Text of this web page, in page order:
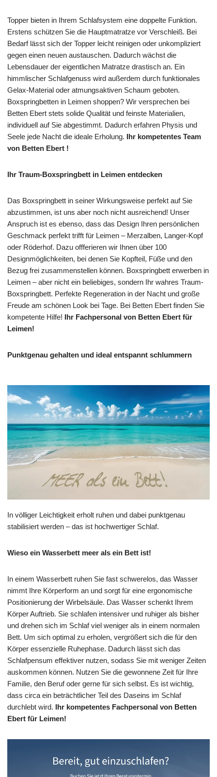
Topper bieten in Ihrem Schlafsystem eine doppelte Funktion.
Erstens schützen Sie die Hauptmatratze vor Verschleiß. Bei
Bedarf lässt sich der Topper leicht reinigen oder unkompliziert
gegen einen neuen austauschen. Dadurch wächst die
Lebensdauer der eigentlichen Matratze drastisch an. Ein
himmlischer Schlafgenuss wird außerdem durch funktionales
Gelax-Material oder atmungsaktiven Schaum geboten.
Boxspringbetten in Leimen shoppen? Wir versprechen bei
Betten Ebert stets solide Qualität und feinste Materialien,
individuell auf Sie abgestimmt. Dadurch erfahren Physis und
Seele jede Nacht die ideale Erholung. Ihr kompetentes Team
von Betten Ebert !
Ihr Traum-Boxspringbett in Leimen entdecken
Das Boxspringbett in seiner Wirkungsweise perfekt auf Sie
abzustimmen, ist uns aber noch nicht ausreichend! Unser
Anspruch ist es ebenso, dass das Design Ihren persönlichen
Geschmack perfekt trifft für Leimen – Merzalben, Langer-Kopf
oder Röderhof. Dazu offferieren wir Ihnen über 100
Designmöglichkeiten, bei denen Sie Kopfteil, Füße und den
Bezug frei zusammenstellen können. Boxspringbett erwerben in
Leimen – aber nicht ein beliebiges, sondern Ihr wahres Traum-
Boxspringbett. Perfekte Regeneration in der Nacht und große
Freude am schönen Look bei Tage. Bei Betten Ebert finden Sie
kompetente Hilfe! Ihr Fachpersonal von Betten Ebert für
Leimen!
Punktgenau gehalten und ideal entspannt schlummern
In völliger Leichtigkeit erholt ruhen und dabei punktgenau
stabilisiert werden – das ist hochwertiger Schlaf.
Wieso ein Wasserbett meer als ein Bett ist!
In einem Wasserbett ruhen Sie fast schwerelos, das Wasser
nimmt Ihre Körperform an und sorgt für eine ergonomische
Positionierung der Wirbelsäule. Das Wasser schenkt Ihrem
Körper Auftrieb. Sie schlafen intensiver und ruhiger als bisher
und drehen sich im Schlaf viel weniger als in einem normalen
Bett. Um sich optimal zu erholen, vergrößert sich die für den
Körper essenzielle Ruhephase. Dadurch lässt sich das
Schlafpensum effektiver nutzen, sodass Sie mit weniger Zeiten
auskommen können. Nutzen Sie die gewonnene Zeit für Ihre
Familie, den Beruf oder gerne für sich selbst. Es ist wichtig,
dass circa ein beträchtlicher Teil des Daseins im Schlaf
durchlebt wird. Ihr kompetentes Fachpersonal von Betten
Ebert für Leimen!